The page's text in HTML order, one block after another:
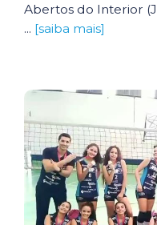
Abertos do Interior
... [saiba mais]